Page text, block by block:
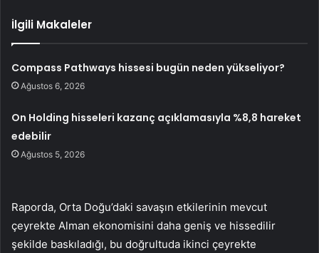
İlgili Makaleler
Compass Pathways hissesi bugün neden yükseliyor?
Ağustos 6, 2026
On Holding hisseleri kazanç açıklamasıyla %8,8 hareket
edebilir
Ağustos 5, 2026
Raporda, Orta Doğu’daki savaşın etkilerinin mevcut
çeyrekte Alman ekonomisini daha geniş ve hissedilir
şekilde baskıladığı, bu doğrultuda ikinci çeyrekte